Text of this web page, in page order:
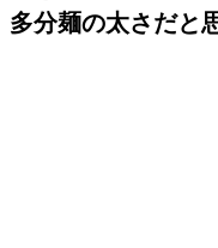
多分麺の太さだと